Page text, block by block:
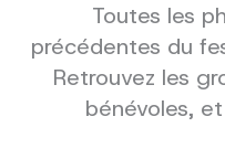
Toutes les
précédentes du
Retrouvez les
bénévoles,